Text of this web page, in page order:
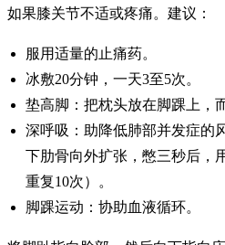
如果膝关节不适或疼痛。建议：
服用适量的止痛药。
冰敷20分钟，一天3至5次。
垫高脚：把枕头放在脚踝上，
深呼吸：助降低肺部并发症的
下肋骨向外扩张，憋三秒后，
重复10次）。
脚踝运动：协助血液循环。